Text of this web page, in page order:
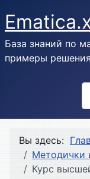
База знаний по
примеры
Вы здесь:
Методички
Курс